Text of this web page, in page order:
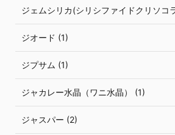
ジェムシリカ(シリシファイドクリソコ
ジオード (1)
ジプサム (1)
ジャカレー水晶（ワニ水晶） (1)
ジャスパー (2)